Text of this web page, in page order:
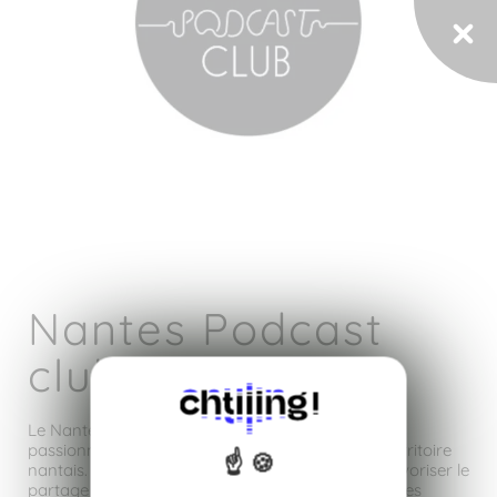
Nantes Podcast
club
Le Nantes Podcast Club est un collectif dédié aux
passionnés et professionnels du podcast sur le territoire
nantais. Cette communauté a pour objectif de favoriser le
partage de bonnes pratiques, la mise en réseau des